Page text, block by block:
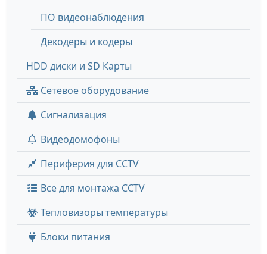
ПО видеонаблюдения
Декодеры и кодеры
HDD диски и SD Карты
Сетевое оборудование
Сигнализация
Видеодомофоны
Периферия для CCTV
Все для монтажа CCTV
Тепловизоры температуры
Блоки питания